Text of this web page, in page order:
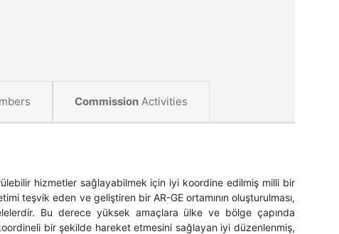
Commission Activities
hizmetler sağlayabilmek için iyi koordine edilmiş milli bir
teşvik eden ve geliştiren bir AR-GE ortamının oluşturulması,
Bu derece yüksek amaçlara ülke ve bölge çapında
bir şekilde hareket etmesini sağlayan iyi düzenlenmiş,